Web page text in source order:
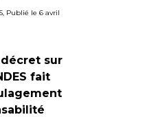
Publié le 6 avril
sur
fait